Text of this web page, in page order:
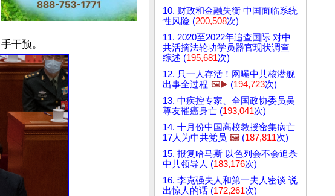
10. 财政和金融失衡 中国面临系统
性风险 (200,508次)
11. 2020至2022年追查国际 对中
共活摘法轮功学员器官现状调查
综述 (195,681次)
12. 只一人存活！网曝中共核潜舰
出事全过程 🖼️▶️ (194,723次)
13. 中疾控专家、全国政协委员吴
尊友罹癌身亡 (193,041次)
14. 十月份中国高校教授密集病亡
17人为中共党员 🖼️ (187,811次)
15. 报复哈马斯 以色列会不会追杀
中共领导人 (183,176次)
16. 李克强夫人和第一夫人密谈 说
出惊人的话 (172,261次)